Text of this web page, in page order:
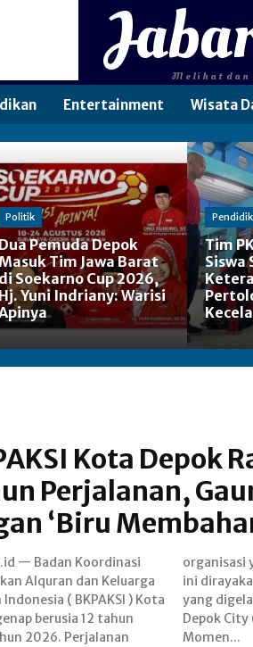
Melihat dan
Entertainment Wisata
Politik
Dua Pemuda Depok
Tim Jawa Barat
Soekarno Cup 2026,
Yuni Indriany: Warisi
Tim
Siswa
Kota Depok
Perjalanan,
‘Biru
— Badan Koordinasi
Alquran dan Keluarga
Indonesia ( BKPAKSI ) Kota
berusia 12 tahun
2026. Perjalanan
yang berdiri sejak 2014
dalam sebuah acara
di Alun-alun Grand
(GDC), Kota Depok.
Momen...